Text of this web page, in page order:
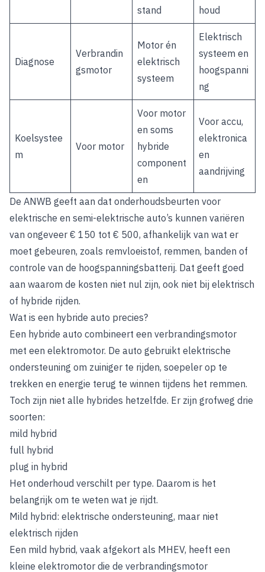
stand
houd
Diagnose
Verbrandin
gsmotor
Motor én
elektrisch
systeem
Elektrisch
systeem en
hoogspanni
ng
Koelsystee
m
Voor motor
Voor motor
en soms
hybride
component
en
Voor accu,
elektronica
en
aandrijving
De ANWB geeft aan dat onderhoudsbeurten voor
elektrische en semi-elektrische auto’s kunnen variëren
van ongeveer € 150 tot € 500, afhankelijk van wat er
moet gebeuren, zoals remvloeistof, remmen, banden of
controle van de hoogspanningsbatterij. Dat geeft goed
aan waarom de kosten niet nul zijn, ook niet bij elektrisch
of hybride rijden.
Wat is een hybride auto precies?
Een hybride auto combineert een verbrandingsmotor
met een elektromotor. De auto gebruikt elektrische
ondersteuning om zuiniger te rijden, soepeler op te
trekken en energie terug te winnen tijdens het remmen.
Toch zijn niet alle hybrides hetzelfde. Er zijn grofweg drie
soorten:
mild hybrid
full hybrid
plug in hybrid
Het onderhoud verschilt per type. Daarom is het
belangrijk om te weten wat je rijdt.
Mild hybrid: elektrische ondersteuning, maar niet
elektrisch rijden
Een mild hybrid, vaak afgekort als MHEV, heeft een
kleine elektromotor die de verbrandingsmotor